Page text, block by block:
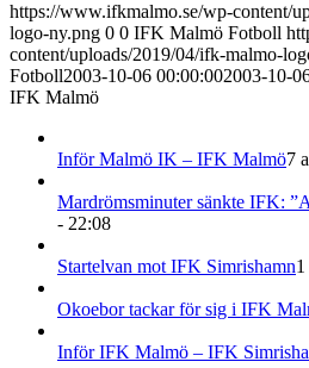
https://www.ifkmalmo.se/wp-content/
logo-ny.png 0 0 IFK Malmö Fotboll
content/uploads/2019/04/ifk-malmo-
Fotboll2003-10-06 00:00:002003-10-
IFK Malmö
Inför Malmö IK – IFK Malmö7
Mardrömsminuter sänkte IFK:
- 22:08
Startelvan mot IFK Simrishamn
Okoebor tackar för sig i IFK
Inför IFK Malmö – IFK